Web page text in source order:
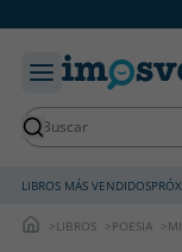
LIBROS MÁS VENDIDOS
LIBROS POESIA